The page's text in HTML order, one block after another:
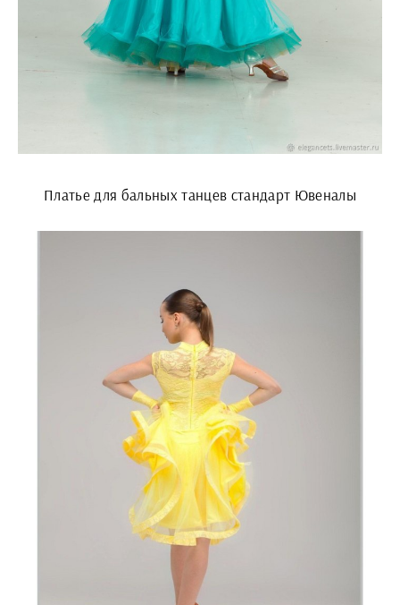
Платье для бальных танцев стандарт Ювеналы